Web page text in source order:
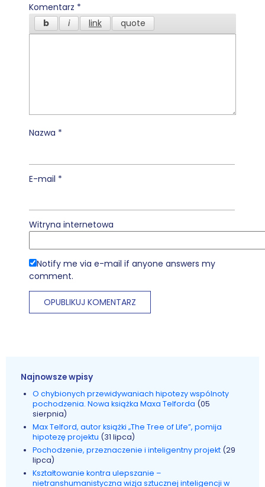
Komentarz *
Nazwa *
E-mail *
Witryna internetowa
Notify me via e-mail if anyone answers my
comment.
Najnowsze wpisy
O chybionych przewidywaniach hipotezy wspólnoty
pochodzenia. Nowa książka Maxa Telforda (05
sierpnia)
Max Telford, autor książki „The Tree of Life”, pomija
hipotezę projektu (31 lipca)
Pochodzenie, przeznaczenie i inteligentny projekt (29
lipca)
Kształtowanie kontra ulepszanie –
nietranshumanistyczna wizja sztucznej inteligencji w